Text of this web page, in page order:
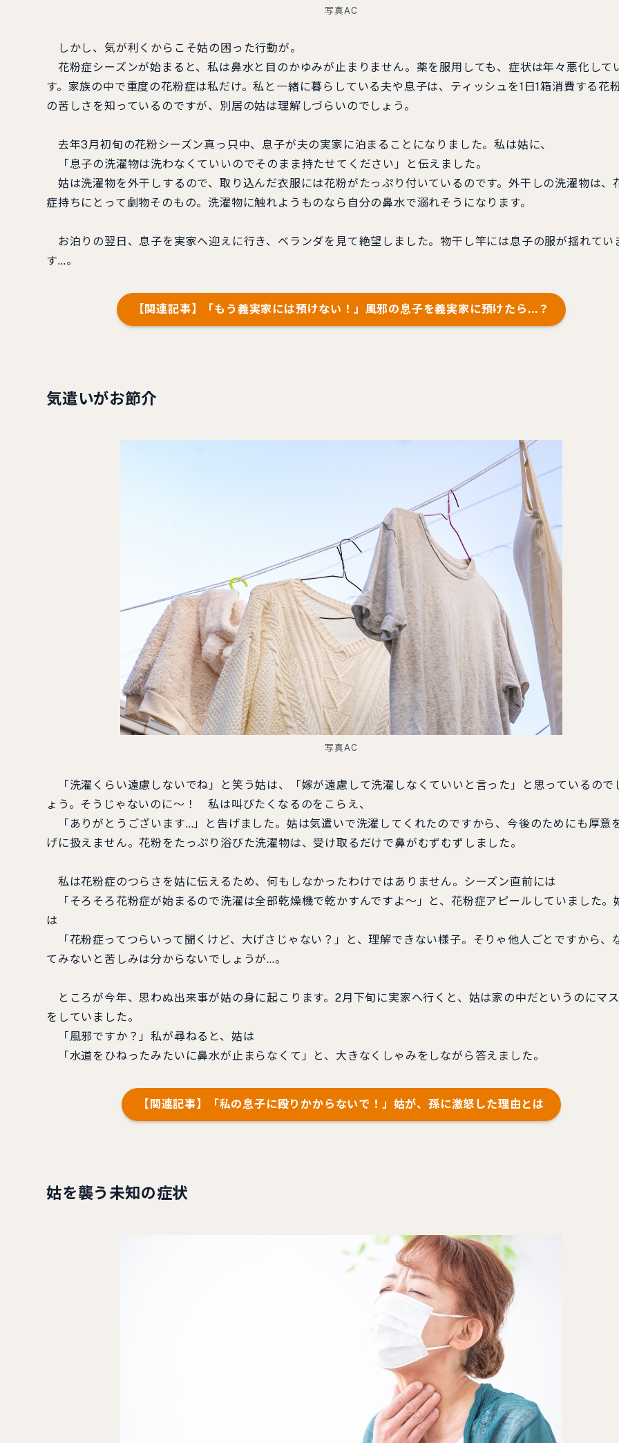
写真AC
しかし、気が利くからこそ姑の困った行動が。
花粉症シーズンが始まると、私は鼻水と目のかゆみが止まりません。薬を服用しても、症状は年々悪化して
す。家族の中で重度の花粉症は私だけ。私と一緒に暮らしている夫や息子は、ティッシュを1日1箱消費する花
の苦しさを知っているのですが、別居の姑は理解しづらいのでしょう。
去年3月初旬の花粉シーズン真っ只中、息子が夫の実家に泊まることになりました。私は姑に、
「息子の洗濯物は洗わなくていいのでそのまま持たせてください」と伝えました。
姑は洗濯物を外干しするので、取り込んだ衣服には花粉がたっぷり付いているのです。外干しの洗濯物は、
症持ちにとって劇物そのもの。洗濯物に触れようものなら自分の鼻水で溺れそうになります。
お泊りの翌日、息子を実家へ迎えに行き、ベランダを見て絶望しました。物干し竿には息子の服が揺れてい
す…。
【関連記事】「もう義実家には預けない！」風邪の息子を義実家に預けたら…？
気遣いがお節介
写真AC
「洗濯くらい遠慮しないでね」と笑う姑は、「嫁が遠慮して洗濯しなくていいと言った」と思っているので
ょう。そうじゃないのに～！ 私は叫びたくなるのをこらえ、
「ありがとうございます…」と告げました。姑は気遣いで洗濯してくれたのですから、今後のためにも厚意
げに扱えません。花粉をたっぷり浴びた洗濯物は、受け取るだけで鼻がむずむずしました。
私は花粉症のつらさを姑に伝えるため、何もしなかったわけではありません。シーズン直前には
「そろそろ花粉症が始まるので洗濯は全部乾燥機で乾かすんですよ～」と、花粉症アピールしていました。
は
「花粉症ってつらいって聞くけど、大げさじゃない？」と、理解できない様子。そりゃ他人ごとですから、
てみないと苦しみは分からないでしょうが…。
ところが今年、思わぬ出来事が姑の身に起こります。2月下旬に実家へ行くと、姑は家の中だというのにマ
をしていました。
「風邪ですか？」私が尋ねると、姑は
「水道をひねったみたいに鼻水が止まらなくて」と、大きなくしゃみをしながら答えました。
【関連記事】「私の息子に殴りかからないで！」姑が、孫に激怒した理由とは
姑を襲う未知の症状